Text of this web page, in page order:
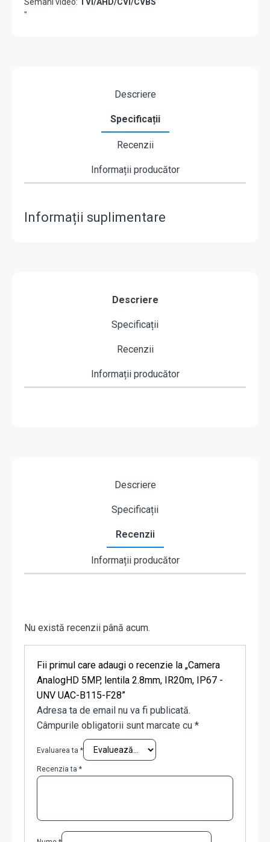
Semanl video: TVI/AHD/CVI/CVBS
"
Descriere
Specificații
Recenzii
Informații producător
Informații suplimentare
Descriere
Specificații
Recenzii
Informații producător
Descriere
Specificații
Recenzii
Informații producător
Nu există recenzii până acum.
Fii primul care adaugi o recenzie la „Camera
AnalogHD 5MP, lentila 2.8mm, IR20m, IP67 -
UNV UAC-B115-F28”
Adresa ta de email nu va fi publicată.
Câmpurile obligatorii sunt marcate cu *
Evaluarea ta *
Recenzia ta *